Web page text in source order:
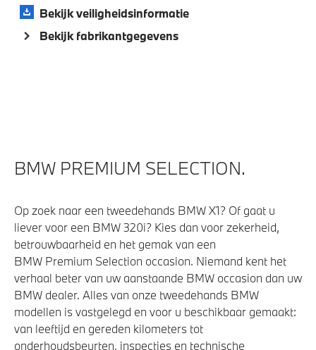
Parking Assistant Professional
Soft-Close-Automatic voor portieren
Verwarmde stoelen voor en achter
Driving Assistant Professional
Aandrijving en onderstel
Laadkabel (Mode 3, 22kW)
Laadaansluiting AC (wisselstroom) laden
Kilometertacho
Bekijk veiligheidsinformatie
Bekijk fabrikantgegevens
BMW PREMIUM SELECTION.
Op zoek naar een tweedehands BMW X1? Of gaat u
liever voor een BMW 320i? Kies dan voor zekerheid,
betrouwbaarheid en het gemak van een
BMW Premium Selection occasion. Niemand kent het
verhaal beter van uw aanstaande BMW occasion dan uw
BMW dealer. Alles van onze tweedehands BMW
modellen is vastgelegd en voor u beschikbaar gemaakt:
van leeftijd en gereden kilometers tot
onderhoudsbeurten, inspecties en technische